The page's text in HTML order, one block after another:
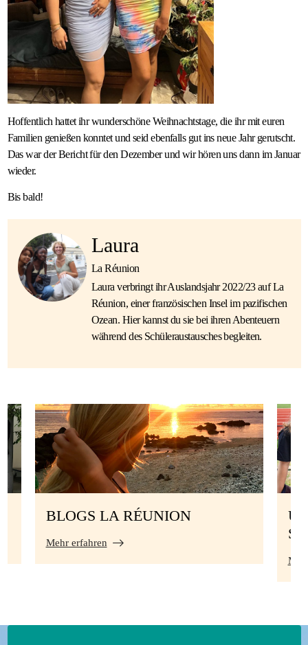
Hoffentlich hattet ihr wunderschöne Weihnachtstage, die ihr mit euren
Familien genießen konntet und seid ebenfalls gut ins neue Jahr gerutscht.
Das war der Bericht für den Dezember und wir hören uns dann im Januar
wieder.
Bis bald!
Laura
La Réunion
Laura verbringt ihr Auslandsjahr 2022/23 auf La
Réunion, einer französischen Insel im pazifischen
Ozean. Hier kannst du sie bei ihren Abenteuern
während des Schüleraustausches begleiten.
BLOGS LA RÉUNION
Mehr erfahren